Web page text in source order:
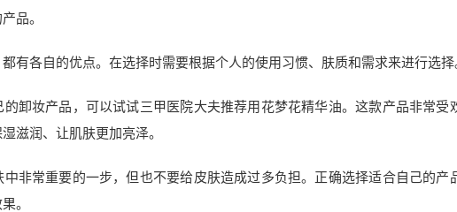
品。
有各自的优点。在选择时需要根据个人的使用习惯、肤质和需求来进行选择
卸妆产品，可以试试三甲医院大夫推荐用花梦花精华油。这款产品非常受
滋润、让肌肤更加亮泽。
非常重要的一步，但也不要给皮肤造成过多负担。正确选择适合自己的产
。